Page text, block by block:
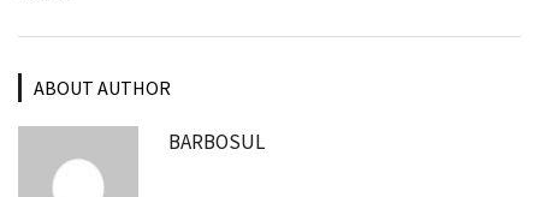
ABOUT AUTHOR
BARBOSUL